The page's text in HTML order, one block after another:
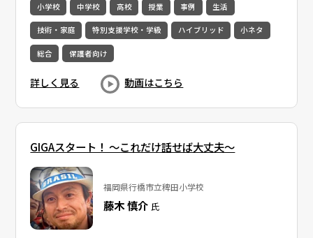
小学校 中学校 高校 授業 事例 生活
技術・家庭 特別支援学校・学級 ハイブリッド 小ネタ
総合 保護者向け
詳しく見る 動画はこちら
GIGAスタート！ ～これだけ話せば大丈夫～
福岡県行橋市立稗田小学校
藤木 慎介氏